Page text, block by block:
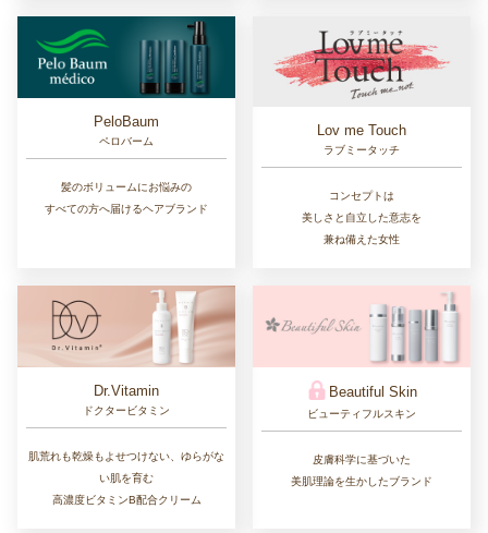
PeloBaum
ペロバーム
髪のボリュームにお悩みの
すべての方へ届けるヘアブランド
Lov me Touch
ラブミータッチ
コンセプトは
美しさと自立した意志を
兼ね備えた女性
Dr.Vitamin
ドクタービタミン
肌荒れも乾燥もよせつけない、ゆらがな
い肌を育む
高濃度ビタミンB配合クリーム
Beautiful Skin
ビューティフルスキン
皮膚科学に基づいた
美肌理論を生かしたブランド